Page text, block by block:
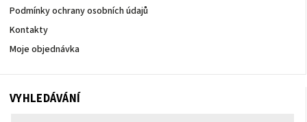
Podmínky ochrany osobních údajů
Kontakty
Moje objednávka
VYHLEDÁVÁNÍ